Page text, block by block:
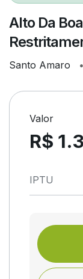
Alto Da
Santo Amaro •
Valor
R$
IPTU